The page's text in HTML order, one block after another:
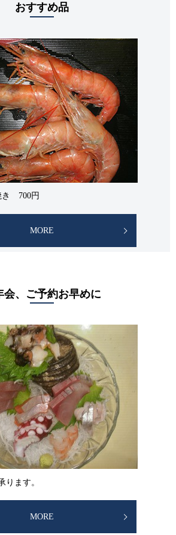
おすすめ品
き 700円
MORE
会、ご予約お早めに
ります。
MORE